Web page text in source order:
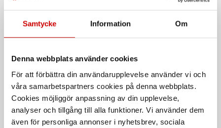
Samtycke Information Om
Denna webbplats använder cookies
För att förbättra din användarupplevelse använder vi och
våra samarbetspartners cookies på denna webbplats.
Cookies möjliggör anpassning av din upplevelse,
analyser och tillgång till alla funktioner. Vi använder dem
även för personliga annonser i nyhetsbrev, sociala
Compact
Våt- och torrdammsugare
universalrengöring
Prisvärd universalrengöring och
bromsrengöring.